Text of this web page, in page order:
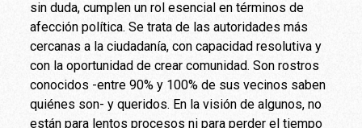
sin duda, cumplen un rol esencial en términos de
afección política. Se trata de las autoridades más
cercanas a la ciudadanía, con capacidad resolutiva y
con la oportunidad de crear comunidad. Son rostros
conocidos -entre 90% y 100% de sus vecinos saben
quiénes son- y queridos. En la visión de algunos, no
están para lentos procesos ni para perder el tiempo